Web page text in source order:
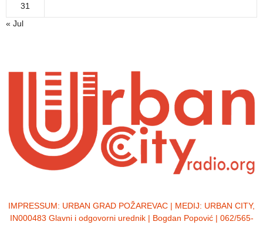
31
« Jul
IMPRESSUM: URBAN GRAD POŽAREVAC | MEDIJ: URBAN CITY,
IN000483 Glavni i odgovorni urednik | Bogdan Popović | 062/565-